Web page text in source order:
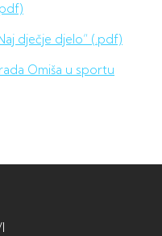
dječje djelo“ (.pdf)
Omiša u sportu